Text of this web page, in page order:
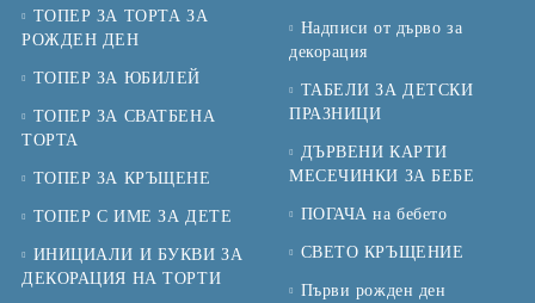
ТОПЕР ЗА ТОРТА ЗА
РОЖДЕН ДЕН
ТОПЕР ЗА ЮБИЛЕЙ
ТОПЕР ЗА СВАТБЕНА
ТОРТА
ТОПЕР ЗА КРЪЩЕНЕ
ТОПЕР С ИМЕ ЗА ДЕТЕ
ИНИЦИАЛИ И БУКВИ ЗА
ДЕКОРАЦИЯ НА ТОРТИ
Надписи от дърво за
декорация
ТАБЕЛИ ЗА ДЕТСКИ
ПРАЗНИЦИ
ДЪРВЕНИ КАРТИ
МЕСЕЧИНКИ ЗА БЕБЕ
ПОГАЧА на бебето
СВЕТО КРЪЩЕНИЕ
Първи рожден ден